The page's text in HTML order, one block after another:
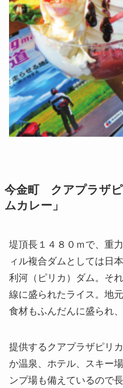
今金町 クアプラザ
ムカレー」
堤頂長１４８０ｍで、重
ィル複合ダムとしては日
利河（ピリカ）ダム。そ
線に盛られたライス。地
食材もふんだんに盛られ、
提供するクアプラザピリ
か温泉、ホテル、スキー
ンプ場も備えているので